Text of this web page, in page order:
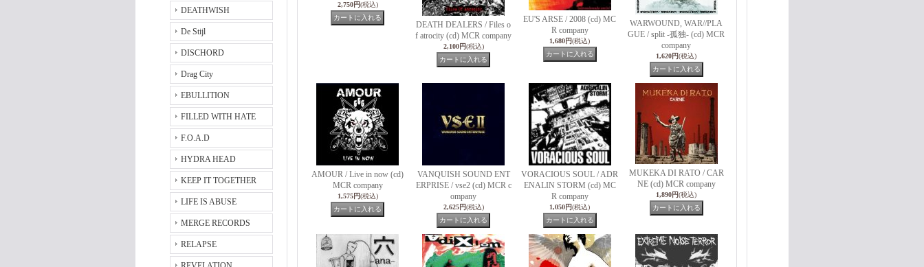
DEATHWISH
De Stijl
DISCHORD
Drag City
EBULLITION
FILLED WITH HATE
F.O.A.D
HYDRA HEAD
KEEP IT TOGETHER
LIFE IS ABUSE
MERGE RECORDS
RELAPSE
2,750円(税込)
DEATH DEALERS / Files o
f atrocity (cd) MCR company
2,100円(税込)
EU'S ARSE / 2008 (cd) MC
R company
1,680円(税込)
WARWOUND, WAR//PLA
GUE / split -孤独- (cd) MCR
company
1,620円(税込)
AMOUR / Live in now (cd)
MCR company
1,575円(税込)
VANQUISH SOUND ENT
ERPRISE / vse2 (cd) MCR c
ompany
2,625円(税込)
VORACIOUS SOUL / ADR
ENALIN STORM (cd) MC
R company
1,050円(税込)
MUKEKA DI RATO / CAR
NE (cd) MCR company
1,890円(税込)